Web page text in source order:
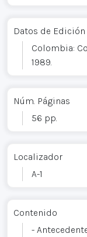
Datos de Edición
Colombia:
1989.
Núm. Páginas
56 pp.
Localizador
A-1
Contenido
-